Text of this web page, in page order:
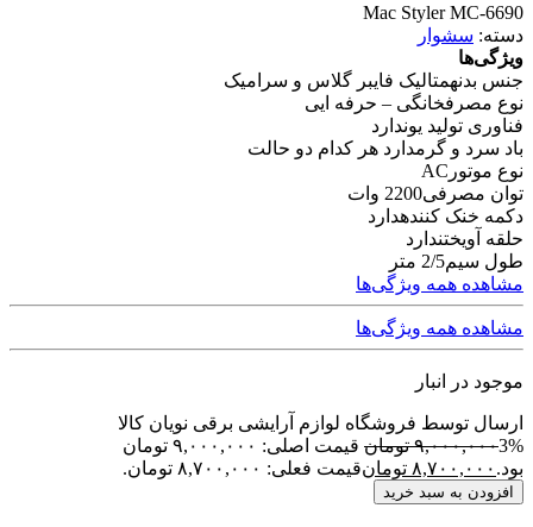
Mac Styler MC-6690
دسته: سشوار
ویژگی‌ها
جنس بدنهمتالیک فایبر گلاس و سرامیک
نوع مصرفخانگی – حرفه ایی
فناوری تولید یوندارد
باد سرد و گرمدارد هر کدام دو حالت
نوع موتور AC
توان مصرفی2200 وات
دکمه خنک کنندهدارد
حلقه آویختندارد
طول سیم2/5 متر
مشاهده همه ویژگی‌ها
مشاهده همه ویژگی‌ها
موجود در انبار
ارسال توسط فروشگاه لوازم آرایشی برقی نویان کالا
3%۹,۰۰۰,۰۰۰ تومان
قیمت اصلی: ۹,۰۰۰,۰۰۰ تومان
بود. ۸,۷۰۰,۰۰۰ تومانقیمت فعلی: ۸,۷۰۰,۰۰۰ تومان.
افزودن به سبد خرید